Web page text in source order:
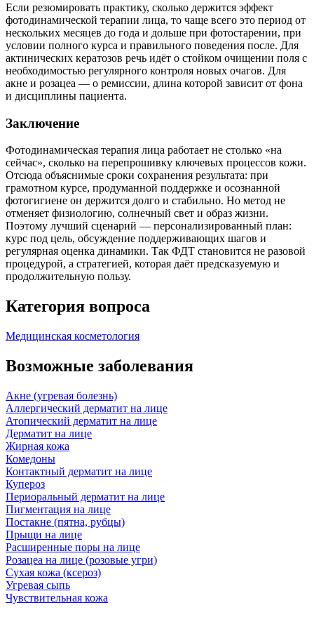
Если резюмировать практику, сколько держится эффект
фотодинамической терапии лица, то чаще всего это период от
нескольких месяцев до года и дольше при фотостарении, при
условии полного курса и правильного поведения после. Для
актинических кератозов речь идёт о стойком очищении поля с
необходимостью регулярного контроля новых очагов. Для
акне и розацеа — о ремиссии, длина которой зависит от фона
и дисциплины пациента.
Заключение
Фотодинамическая терапия лица работает не столько «на
сейчас», сколько на перепрошивку ключевых процессов кожи.
Отсюда объяснимые сроки сохранения результата: при
грамотном курсе, продуманной поддержке и осознанной
фотогигиене он держится долго и стабильно. Но метод не
отменяет физиологию, солнечный свет и образ жизни.
Поэтому лучший сценарий — персонализированный план:
курс под цель, обсуждение поддерживающих шагов и
регулярная оценка динамики. Так ФДТ становится не разовой
процедурой, а стратегией, которая даёт предсказуемую и
продолжительную пользу.
Категория вопроса
Медицинская косметология
Возможные заболевания
Акне (угревая болезнь)
Аллергический дерматит на лице
Атопический дерматит на лице
Дерматит на лице
Жирная кожа
Комедоны
Контактный дерматит на лице
Купероз
Периоральный дерматит на лице
Пигментация на лице
Постакне (пятна, рубцы)
Прыщи на лице
Расширенные поры на лице
Розацеа на лице (розовые угри)
Сухая кожа (ксероз)
Угревая сыпь
Чувствительная кожа